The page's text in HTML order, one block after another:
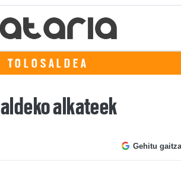
TOLOSALDEA
alkateek
Gehitu